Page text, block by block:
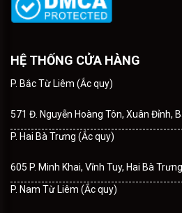
HỆ THỐNG CỬA HÀNG
P. Bắc Từ Liêm (Ắc quy)
571 Đ. Nguyễn Hoàng Tôn, Xuân Đỉnh,
P. Hai Bà Trưng (Ắc quy)
605 P. Minh Khai, Vĩnh Tuy, Hai Bà
P. Nam Từ Liêm (Ắc quy)